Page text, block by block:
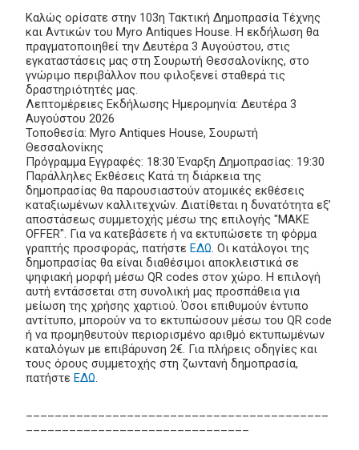
Καλώς ορίσατε στην 103η Τακτική Δημοπρασία Τέχνης
και Αντικών του Myro Antiques House. Η εκδήλωση θα
πραγματοποιηθεί την Δευτέρα 3 Αυγούστου, στις
εγκαταστάσεις μας στη Σουρωτή Θεσσαλονίκης, στο
γνώριμο περιβάλλον που φιλοξενεί σταθερά τις
δραστηριότητές μας.
Λεπτομέρειες Εκδήλωσης Ημερομηνία: Δευτέρα 3
Αυγούστου 2026
Τοποθεσία: Myro Antiques House, Σουρωτή
Θεσσαλονίκης
Πρόγραμμα Εγγραφές: 18:30 Έναρξη Δημοπρασίας: 19:30
Παράλληλες Εκθέσεις Κατά τη διάρκεια της
δημοπρασίας θα παρουσιαστούν ατομικές εκθέσεις
καταξιωμένων καλλιτεχνών. Διατίθεται η δυνατότητα εξ’
αποστάσεως συμμετοχής μέσω της επιλογής "MAKE
OFFER". Για να κατεβάσετε ή να εκτυπώσετε τη φόρμα
γραπτής προσφοράς, πατήστε ΕΔΩ. Οι κατάλογοι της
δημοπρασίας θα είναι διαθέσιμοι αποκλειστικά σε
ψηφιακή μορφή μέσω QR codes στον χώρο. Η επιλογή
αυτή εντάσσεται στη συνολική μας προσπάθεια για
μείωση της χρήσης χαρτιού. Όσοι επιθυμούν έντυπο
αντίτυπο, μπορούν να το εκτυπώσουν μέσω του QR code
ή να προμηθευτούν περιορισμένο αριθμό εκτυπωμένων
καταλόγων με επιβάρυνση 2€. Για πλήρεις οδηγίες και
τους όρους συμμετοχής στη ζωντανή δημοπρασία,
πατήστε ΕΔΩ.